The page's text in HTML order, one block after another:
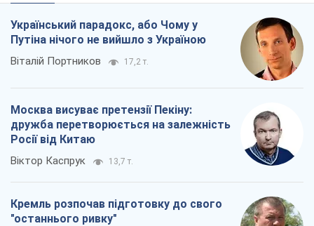
Український парадокс, або Чому у
Путіна нічого не вийшло з Україною
Віталій Портников 17,2 т.
Москва висуває претензії Пекіну:
дружба перетворюється на залежність
Росії від Китаю
Віктор Каспрук 13,7 т.
Кремль розпочав підготовку до свого
"останнього ривку"